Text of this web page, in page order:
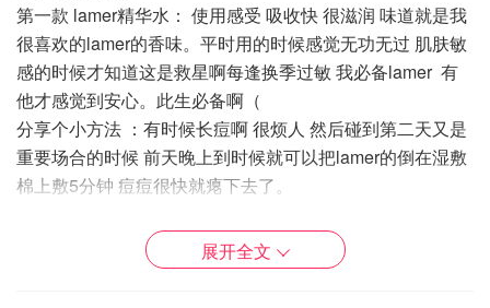
第一款 lamer精华水： 使用感受 吸收快 很滋润 味道就是我
很喜欢的lamer的香味。平时用的时候感觉无功无过 肌肤敏
感的时候才知道这是救星啊每逢换季过敏 我必备lamer 有
他才感觉到安心。此生必备啊（
分享个小方法 ：有时候长痘啊 很烦人 然后碰到第二天又是
重要场合的时候 前天晚上到时候就可以把lamer的倒在湿敷
棉上敷5分钟 痘痘很快就瘪下去了。
第二款 la prairie精华水 味道比lamer的重 可是也是好闻的味
道。 本人对香味不是很敏感。 吸收的话会比lamer快 涂上
展开全文